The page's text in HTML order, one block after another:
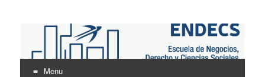
ENDECS
Escuela de Negocios Derecho y Ciencias Sociales
Menu